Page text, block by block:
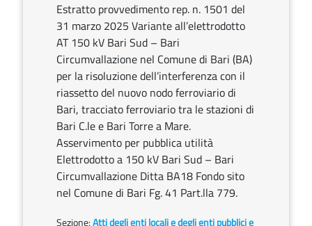
Estratto provvedimento rep. n. 1501 del
31 marzo 2025 Variante all’elettrodotto
AT 150 kV Bari Sud – Bari
Circumvallazione nel Comune di Bari (BA)
per la risoluzione dell’interferenza con il
riassetto del nuovo nodo ferroviario di
Bari, tracciato ferroviario tra le stazioni di
Bari C.le e Bari Torre a Mare.
Asservimento per pubblica utilità
Elettrodotto a 150 kV Bari Sud – Bari
Circumvallazione Ditta BA18 Fondo sito
nel Comune di Bari Fg. 41 Part.lla 779.
Sezione:Atti degli enti locali e degli enti pubblici e